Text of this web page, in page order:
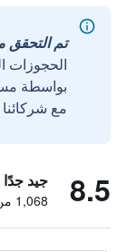
تم التحقق منه
الحجوزات
مع
8.5 جيد جدًا
1,068 من التقييمات تم التحقق منها